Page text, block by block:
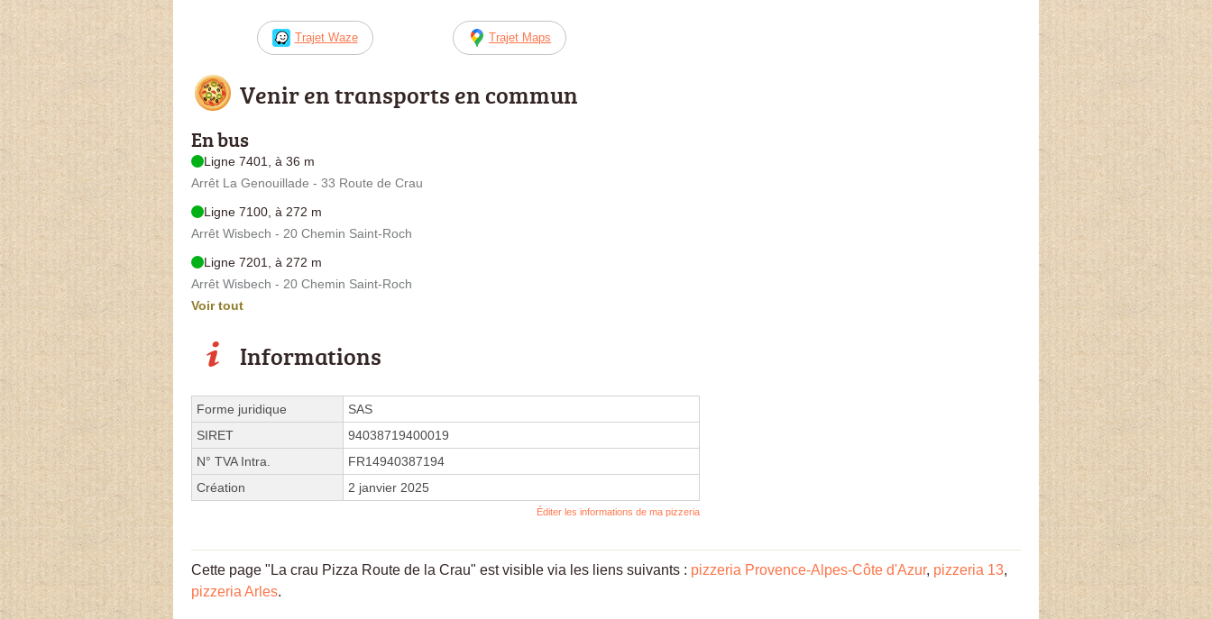
Trajet Waze Trajet Maps
Venir en transports en commun
En bus
Ligne 7401, à 36 m
Arrêt La Genouillade - 33 Route de Crau
Ligne 7100, à 272 m
Arrêt Wisbech - 20 Chemin Saint-Roch
Ligne 7201, à 272 m
Arrêt Wisbech - 20 Chemin Saint-Roch
Voir tout
Informations
Forme juridique
SAS
SIRET
94038719400019
N° TVA Intra.
FR14940387194
Création
2 janvier 2025
Éditer les informations de ma pizzeria
Cette page "La crau Pizza Route de la Crau" est visible via les liens suivants : pizzeria Provence-Alpes-Côte d'Azur, pizzeria 13,
pizzeria Arles.